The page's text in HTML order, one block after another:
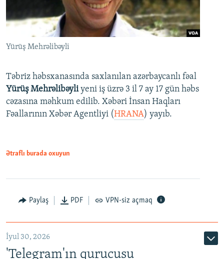
Yürüş Mehrəlibəyli
Təbriz həbsxanasında saxlanılan azərbaycanlı fəal
Yürüş Mehrəlibəyliyeni iş üzrə 3 il 7 ay 17 gün həbs
cəzasına məhkum edilib. Xəbəri İnsan Haqları
Fəallarının Xəbər Agentliyi (HRANA) yayıb.
Ətraflı burada oxuyun
Paylaş PDF VPN-siz açmaq
İyul 30, 2026
'Telegram'ın qurucusu